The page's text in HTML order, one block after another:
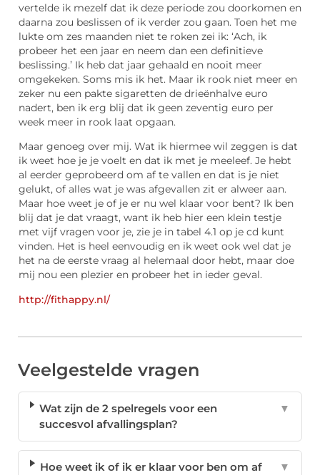
vertelde ik mezelf dat ik deze periode zou doorkomen en
daarna zou beslissen of ik verder zou gaan. Toen het me
lukte om zes maanden niet te roken zei ik: ‘Ach, ik
probeer het een jaar en neem dan een definitieve
beslissing.’ Ik heb dat jaar gehaald en nooit meer
omgekeken. Soms mis ik het. Maar ik rook niet meer en
zeker nu een pakte sigaretten de drieënhalve euro
nadert, ben ik erg blij dat ik geen zeventig euro per
week meer in rook laat opgaan.
Maar genoeg over mij. Wat ik hiermee wil zeggen is dat
ik weet hoe je je voelt en dat ik met je meeleef. Je hebt
al eerder geprobeerd om af te vallen en dat is je niet
gelukt, of alles wat je was afgevallen zit er alweer aan.
Maar hoe weet je of je er nu wel klaar voor bent? Ik ben
blij dat je dat vraagt, want ik heb hier een klein testje
met vijf vragen voor je, zie je in tabel 4.1 op je cd kunt
vinden. Het is heel eenvoudig en ik weet ook wel dat je
het na de eerste vraag al helemaal door hebt, maar doe
mij nou een plezier en probeer het in ieder geval.
http://fithappy.nl/
Veelgestelde vragen
Wat zijn de 2 spelregels voor een
succesvol afvallingsplan?
▼
Hoe weet ik of ik er klaar voor ben om af
▼